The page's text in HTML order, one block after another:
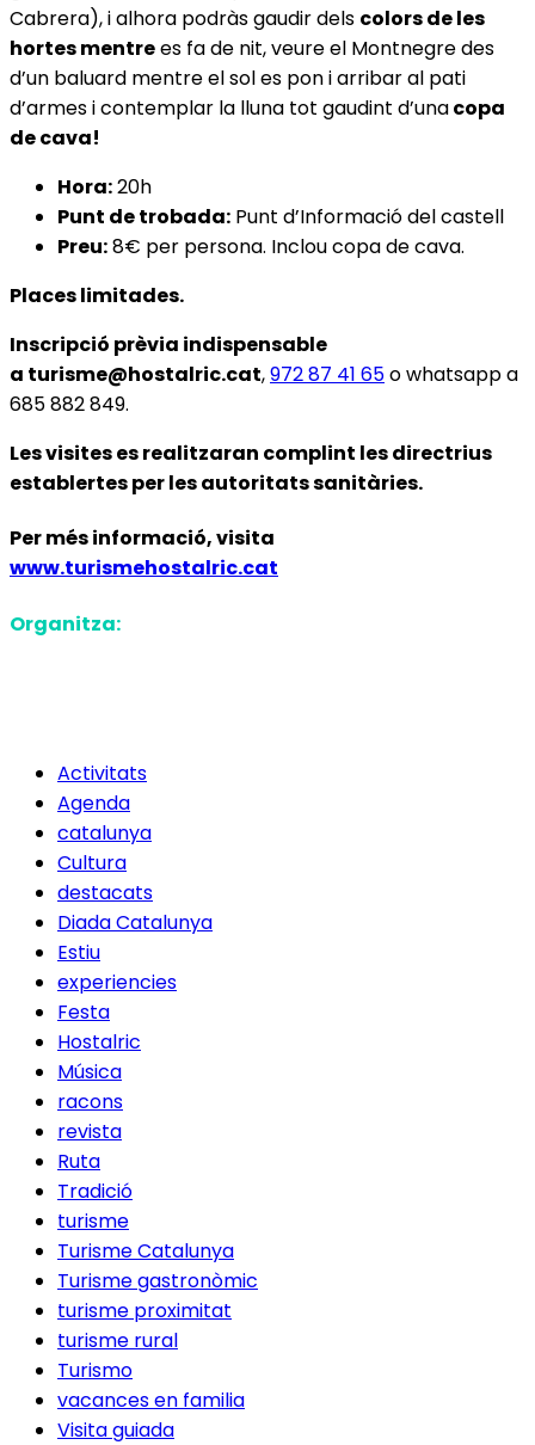
Cabrera), i alhora podràs gaudir dels colors de les
hortes mentrees fa de nit, veure el Montnegre des
d’un baluard mentre el sol es pon i arribar al pati
d’armes i contemplar la lluna tot gaudint d’unacopa
de cava!
Hora:20h
Punt de trobada: Punt d’Informació del castell
Preu:8€ per persona. Inclou copa de cava.
Places limitades.
Inscripció prèvia indispensable
a turisme@hostalric.cat,972 87 41 65o whatsapp a
685 882 849.
Les visites es realitzaran complint les directrius
establertes per les autoritats sanitàries.
Per més informació, visita
www.turismehostalric.cat
Organitza:
Activitats
Agenda
catalunya
Cultura
destacats
Diada Catalunya
Estiu
experiencies
Festa
Hostalric
Música
racons
revista
Ruta
Tradició
turisme
Turisme Catalunya
Turisme gastronòmic
turisme proximitat
turisme rural
Turismo
vacances en familia
Visita guiada